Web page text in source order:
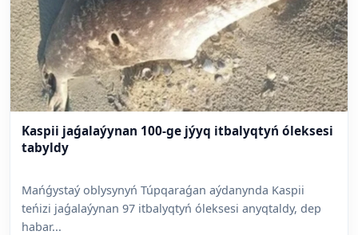
Kaspii jaǵalaýynan 100-ge jýyq itbalyqtyń óleksesi
tabyldy
Mańǵystaý oblysynyń Túpqaraǵan aýdanynda Kaspii
teńizi jaǵalaýynan 97 itbalyqtyń óleksesi anyqtaldy, dep
habar...